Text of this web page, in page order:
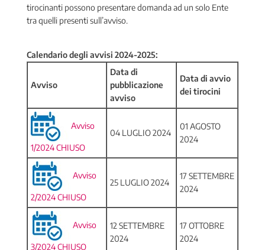
tirocinanti possono presentare domanda ad un solo Ente
tra quelli presenti sull’avviso.
Calendario degli avvisi 2024-2025:
Avviso
Data di
pubblicazione
avviso
Data di avvio
dei tirocini
Avviso
1/2024 CHIUSO
04 LUGLIO 2024
01 AGOSTO
2024
Avviso
2/2024 CHIUSO
25 LUGLIO 2024
17 SETTEMBRE
2024
Avviso
3/2024 CHIUSO
12 SETTEMBRE
2024
17 OTTOBRE
2024